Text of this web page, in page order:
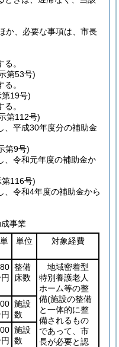
か、必要な事項は、市長
。
第53号)
。
第19号)
。
第112号)
、平成30年度分の補助金
第9号)
、令和元年度の補助金か
第116号)
、令和4年度の補助金から
事業
単位 対象経費
整備
床数
地域密着型
特別養護老人
ホーム等の整
備(施設の整備
と一体的に整
備されるもの
であって、市
長が必要と認
施設
数
施設
数